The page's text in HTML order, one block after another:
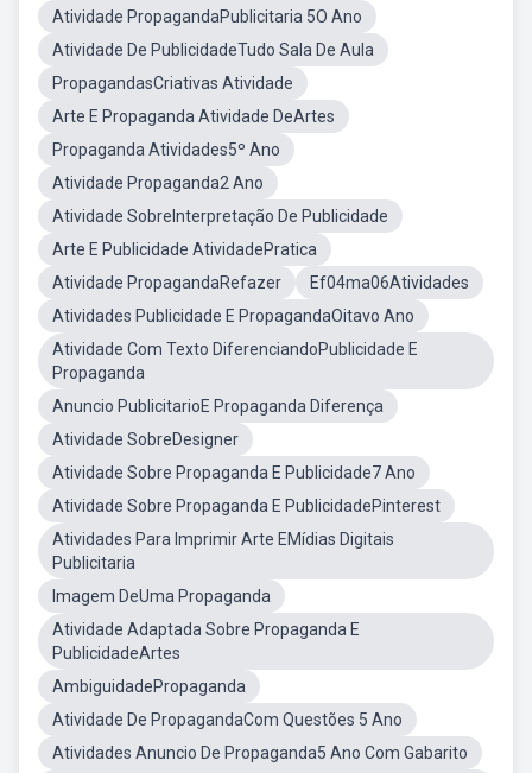
Atividade PropagandaPublicitaria 5O Ano
Atividade De PublicidadeTudo Sala De Aula
PropagandasCriativas Atividade
Arte E Propaganda Atividade DeArtes
Propaganda Atividades5º Ano
Atividade Propaganda2 Ano
Atividade SobreInterpretação De Publicidade
Arte E Publicidade AtividadePratica
Atividade PropagandaRefazer
Ef04ma06Atividades
Atividades Publicidade E PropagandaOitavo Ano
Atividade Com Texto DiferenciandoPublicidade E
Propaganda
Anuncio PublicitarioE Propaganda Diferença
Atividade SobreDesigner
Atividade Sobre Propaganda E Publicidade7 Ano
Atividade Sobre Propaganda E PublicidadePinterest
Atividades Para Imprimir Arte EMídias Digitais
Publicitaria
Imagem DeUma Propaganda
Atividade Adaptada Sobre Propaganda E
PublicidadeArtes
AmbiguidadePropaganda
Atividade De PropagandaCom Questões 5 Ano
Atividades Anuncio De Propaganda5 Ano Com Gabarito